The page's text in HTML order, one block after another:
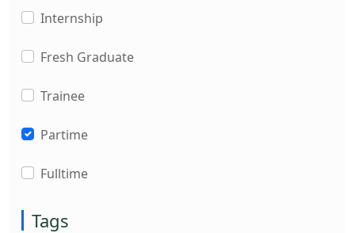
Internship
Fresh Graduate
Trainee
Partime
Fulltime
Tags